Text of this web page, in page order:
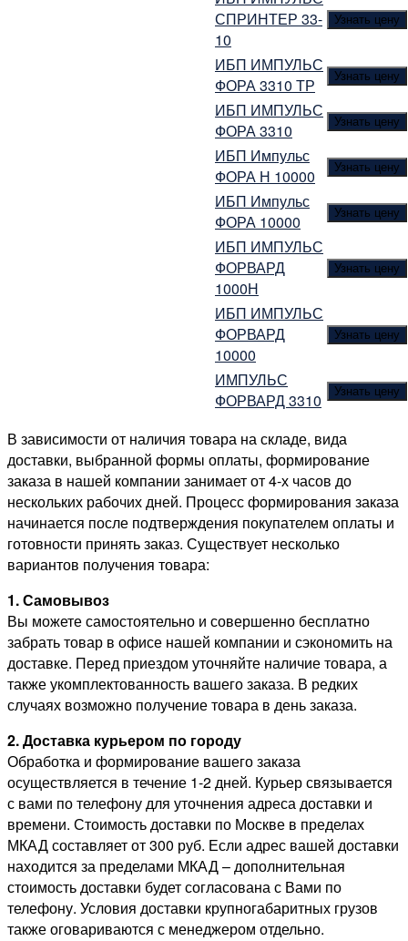
СПРИНТЕР 33-
10
Узнать цену
ИБП ИМПУЛЬС
ФОРА 3310 ТР
Узнать цену
ИБП ИМПУЛЬС
ФОРА 3310
Узнать цену
ИБП Импульс
ФОРА Н 10000
Узнать цену
ИБП Импульс
ФОРА 10000
Узнать цену
ИБП ИМПУЛЬС
ФОРВАРД
1000Н
Узнать цену
ИБП ИМПУЛЬС
ФОРВАРД
10000
Узнать цену
ИМПУЛЬС
ФОРВАРД 3310
Узнать цену
В зависимости от наличия товара на складе, вида
доставки, выбранной формы оплаты, формирование
заказа в нашей компании занимает от 4-х часов до
нескольких рабочих дней. Процесс формирования заказа
начинается после подтверждения покупателем оплаты и
готовности принять заказ. Существует несколько
вариантов получения товара:
1. Самовывоз
Вы можете самостоятельно и совершенно бесплатно
забрать товар в офисе нашей компании и сэкономить на
доставке. Перед приездом уточняйте наличие товара, а
также укомплектованность вашего заказа. В редких
случаях возможно получение товара в день заказа.
2. Доставка курьером по городу
Обработка и формирование вашего заказа
осуществляется в течение 1-2 дней. Курьер связывается
с вами по телефону для уточнения адреса доставки и
времени. Стоимость доставки по Москве в пределах
МКАД составляет от 300 руб. Если адрес вашей доставки
находится за пределами МКАД – дополнительная
стоимость доставки будет согласована с Вами по
телефону. Условия доставки крупногабаритных грузов
также оговариваются с менеджером отдельно.